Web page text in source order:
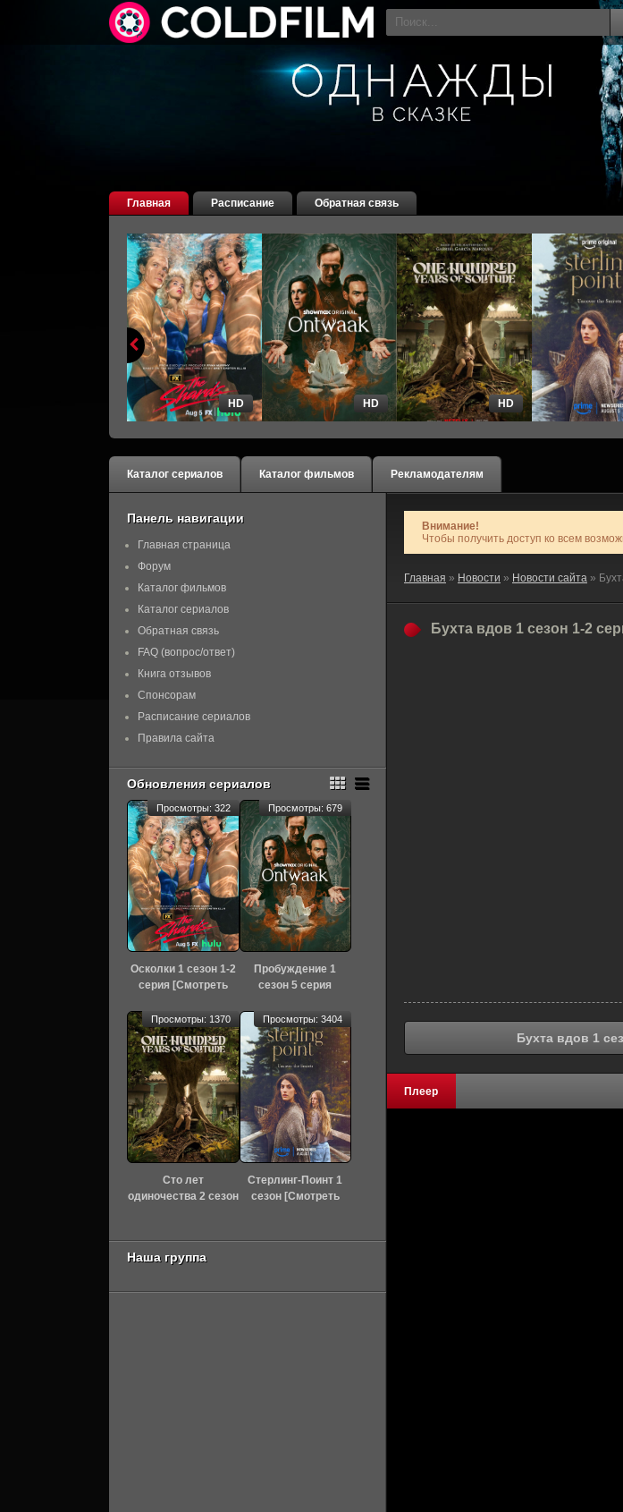
Главная Расписание Обратная связь
HD HD HD
Каталог сериалов Каталог фильмов Рекламодателям
Внимание!
Чтобы получить доступ ко всем
Главная » Новости » Новости сайта »
Бухта вдов 1 сезон 1-2
Бухта вдов 1
Плеер
Панель навигации
Главная страница
Форум
Каталог фильмов
Каталог сериалов
Обратная связь
FAQ (вопрос/ответ)
Книга отзывов
Спонсорам
Расписание сериалов
Правила сайта
Обновления сериалов
Осколки 1 сезон 1-2
серия [Смотреть
Просмотры: 322
Пробуждение 1
сезон 5 серия
Просмотры: 679
Сто лет
одиночества 2 сезон
Просмотры: 1370
Стерлинг-Поинт 1
сезон [Смотреть
Просмотры: 3404
Наша группа